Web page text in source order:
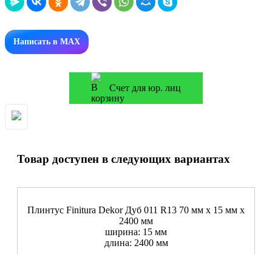
Написать в MAX
Счет для юр. лиц
Товар доступен в следующих вариантах
Плинтус Finitura Dekor Дуб 011 R13 70 мм х 15 мм х
2400 мм
ширина: 15 мм
длина: 2400 мм